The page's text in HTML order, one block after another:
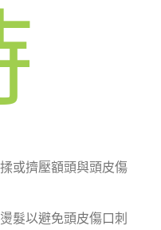
或擠壓額頭與頭皮傷
髮以避免頭皮傷口刺